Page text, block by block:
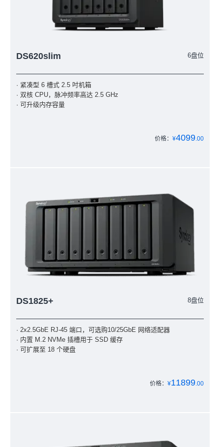
DS620slim 6盘位
· 紧凑型 6 槽式 2.5 吋机箱
· 双核 CPU，脉冲频率高达 2.5 GHz
· 可升级内存容量
价格： ¥4099.00
DS1825+ 8盘位
· 2x2.5GbE RJ-45 端口，可选购10/25GbE 网络适配器
· 内置 M.2 NVMe 插槽用于 SSD 缓存
· 可扩展至 18 个硬盘
价格： ¥11899 .00